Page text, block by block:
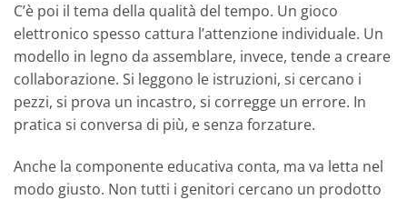
C’è poi il tema della qualità del tempo. Un gioco
elettronico spesso cattura l’attenzione individuale. Un
modello in legno da assemblare, invece, tende a creare
collaborazione. Si leggono le istruzioni, si cercano i
pezzi, si prova un incastro, si corregge un errore. In
pratica si conversa di più, e senza forzature.
Anche la componente educativa conta, ma va letta nel
modo giusto. Non tutti i genitori cercano un prodotto